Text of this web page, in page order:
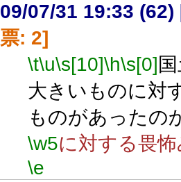
09/07/31 19:33 (62)
票: 2]
\t\u\s[10]\h\s[0]
大きいものに対
ものがあったの
\w5に対する畏
\e